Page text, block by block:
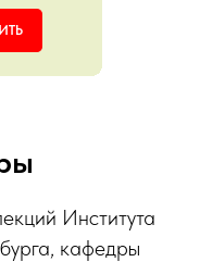
Института
кафедры